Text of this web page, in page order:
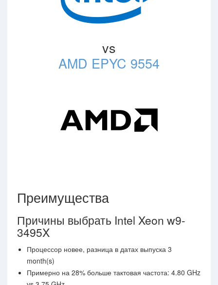
vs
AMD EPYC 9554
Преимущества
Причины выбрать Intel Xeon w9-
3495X
Процессор новее, разница в датах выпуска 3
month(s)
Примерно на 28% больше тактовая частота: 4.80 GHz